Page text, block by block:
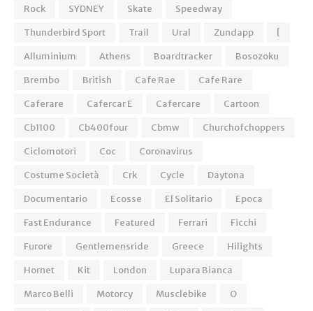
Rock
SYDNEY Skate
Speedway
Thunderbird Sport
Trail Ural Zundapp
[
Alluminium
Athens Boardtracker
Bosozoku
Brembo
British Cafe Rae
Cafe Rare
Caferare
Cafercar E Cafercare
Cartoon
Cb1100
Cb400four Cbmw
Churchofchoppers
Ciclomotori
Coc
Coronavirus
Costume Società
Crk Cycle
Daytona
Documentario
Ecosse El Solitario
Epoca
Fast Endurance
Featured Ferrari
Ficchi
Furore
Gentlemensride Greece
Hilights
Hornet
Kit London
Lupara Bianca
Marco Belli
Motorcy Musclebike
O